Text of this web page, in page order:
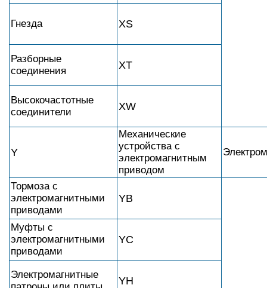
Гнезда XS
Разборные
соединения
XT
Высокочастотные
соединители
XW
Y
Механические
устройства с
электромагнитным
приводом
Тормоза с
электромагнитными
приводами
YB
Муфты с
электромагнитными
приводами
YC
Электромагнитные
YH